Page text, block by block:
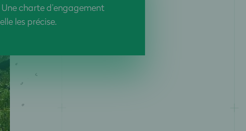
charte d’engagement
les précise.